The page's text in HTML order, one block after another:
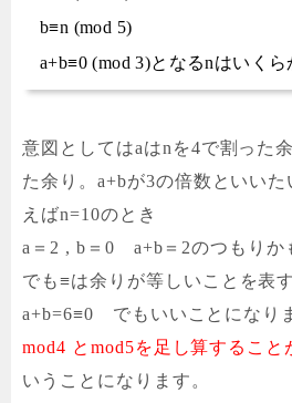
b≡n (mod 5)
a+b≡0 (mod 3)となるnはいくら
意図としてはaはnを4で割った
た余り。a+bが3の倍数といい
えばn=10のとき
a＝2 , b＝0 a+b＝2のつもりか
でも≡は余りが等しいことを表
a+b=6≡0 でもいいことになり
mod4 とmod5を足し算するこ
いうことになります。